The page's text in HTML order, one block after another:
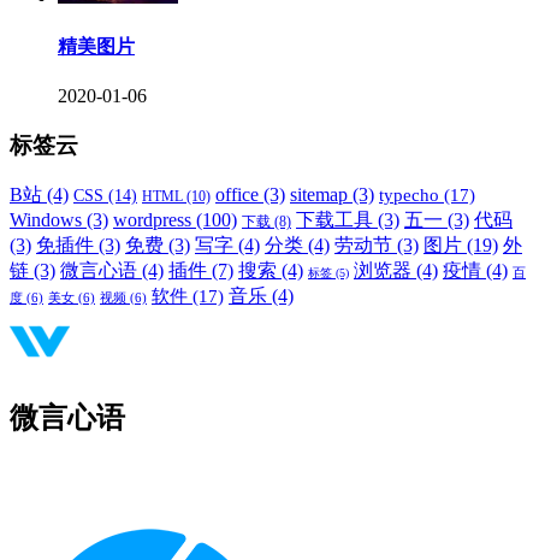
精美图片
2020-01-06
标签云
B站 (4) CSS (14) HTML (10) office (3) sitemap (3) typecho (17)
Windows (3) wordpress (100) 下载 (8) 下载工具 (3) 五一 (3) 代码
(3) 免插件 (3) 免费 (3) 写字 (4) 分类 (4) 劳动节 (3) 图片 (19) 外
链 (3) 微言心语 (4) 插件 (7) 搜索 (4) 标签 (5) 浏览器 (4) 疫情 (4) 百
度 (6) 美女 (6) 视频 (6) 软件 (17) 音乐 (4)
微言心语